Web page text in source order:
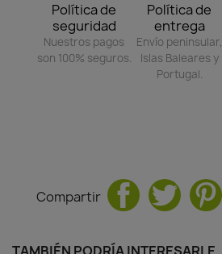
Política de
seguridad
Nuestros pagos
son 100% seguros.
Política de
entrega
Envío peninsular,
Islas Baleares y
Portugal.
Compartir